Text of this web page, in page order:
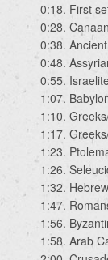
0:18. First
0:28.
0:38.
0:48.
0:55.
1:07.
1:10.
1:17.
1:23.
1:26.
1:32.
1:47.
1:56.
1:58. Arab